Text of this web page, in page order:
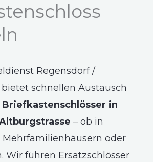
Regensdorf /
schnellen Austausch
Briefkastenschlösser in
– ob in
oder
Wir führen Ersatzschlösser